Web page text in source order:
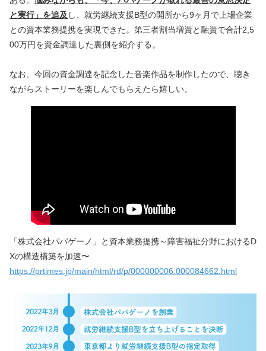
と実行」を追及 し、就労継続支援B型の開所から9ヶ月で上場企業
との資本業務提携を実現できた。第三者割当増資と融資で合計2,5
00万円を資金調達した裏側を紹介する。
なお、今回の資金調達を記念した音楽作品を制作したので、聴き
ながらストーリーを楽しんでもらえたら嬉しい。
「株式会社パパゲーノ」と資本業務提携～障害福祉分野におけるD
Xの構造構築を加速〜
https://prtimes.jp/main/html/rd/p/000000006.000084662.html